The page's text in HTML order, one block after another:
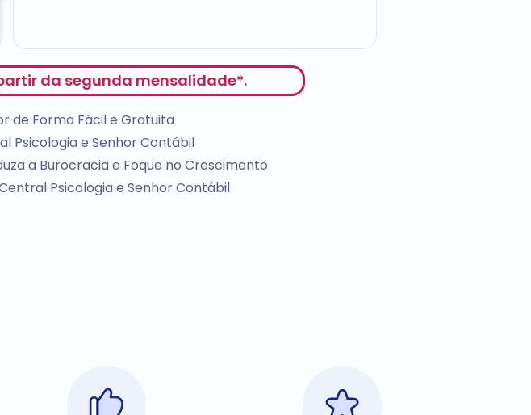
da segunda mensalidade*.
de Forma Fácil e Gratuita
Psicologia e Senhor Contábil
a Burocracia e Foque no Crescimento
Psicologia e Senhor Contábil